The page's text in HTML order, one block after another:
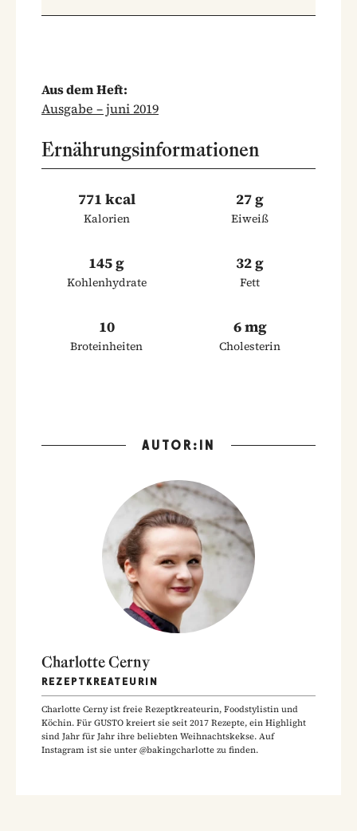
Aus dem Heft:
Ausgabe – juni 2019
Ernährungsinformationen
771 kcal
Kalorien
27 g
Eiweiß
145 g
Kohlenhydrate
32 g
Fett
10
Broteinheiten
6 mg
Cholesterin
AUTOR:IN
Charlotte Cerny
REZEPTKREATEURIN
Charlotte Cerny ist freie Rezeptkreateurin, Foodstylistin und
Köchin. Für GUSTO kreiert sie seit 2017 Rezepte, ein Highlight
sind Jahr für Jahr ihre beliebten Weihnachtskekse. Auf
Instagram ist sie unter @bakingcharlotte zu finden.